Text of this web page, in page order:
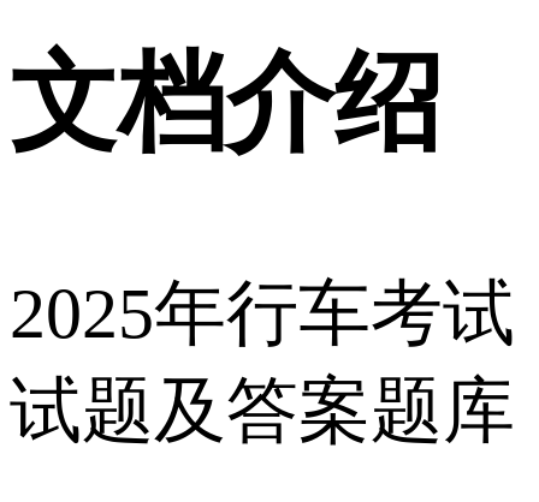
文档介绍
2025年行车考试
试题及答案题库